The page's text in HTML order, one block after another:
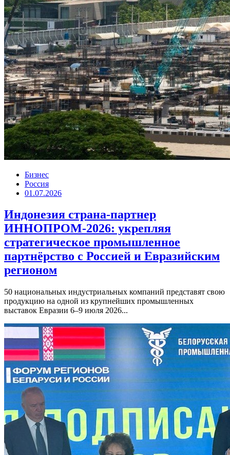
Бизнес
Россия
01.07.2026
Индонезия страна-партнер
ИННОПРОМ-2026: укрепляя
стратегическое промышленное
партнёрство с Россией и Евразийским
регионом
50 национальных индустриальных компаний представят свою
продукцию на одной из крупнейших промышленных
выставок Евразии 6–9 июля 2026...